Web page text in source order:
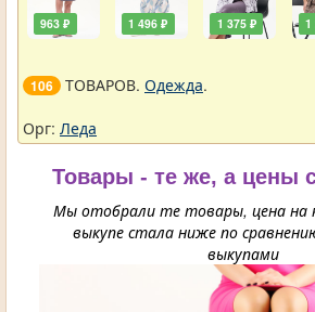
963 ₽ 1 496 ₽ 1 375 ₽ 1
106 ТОВАРОВ. Одежда.
Орг: Леда
Товары - те же, а цены
Мы отобрали те товары, цена на
выкупе стала ниже по
выкупами